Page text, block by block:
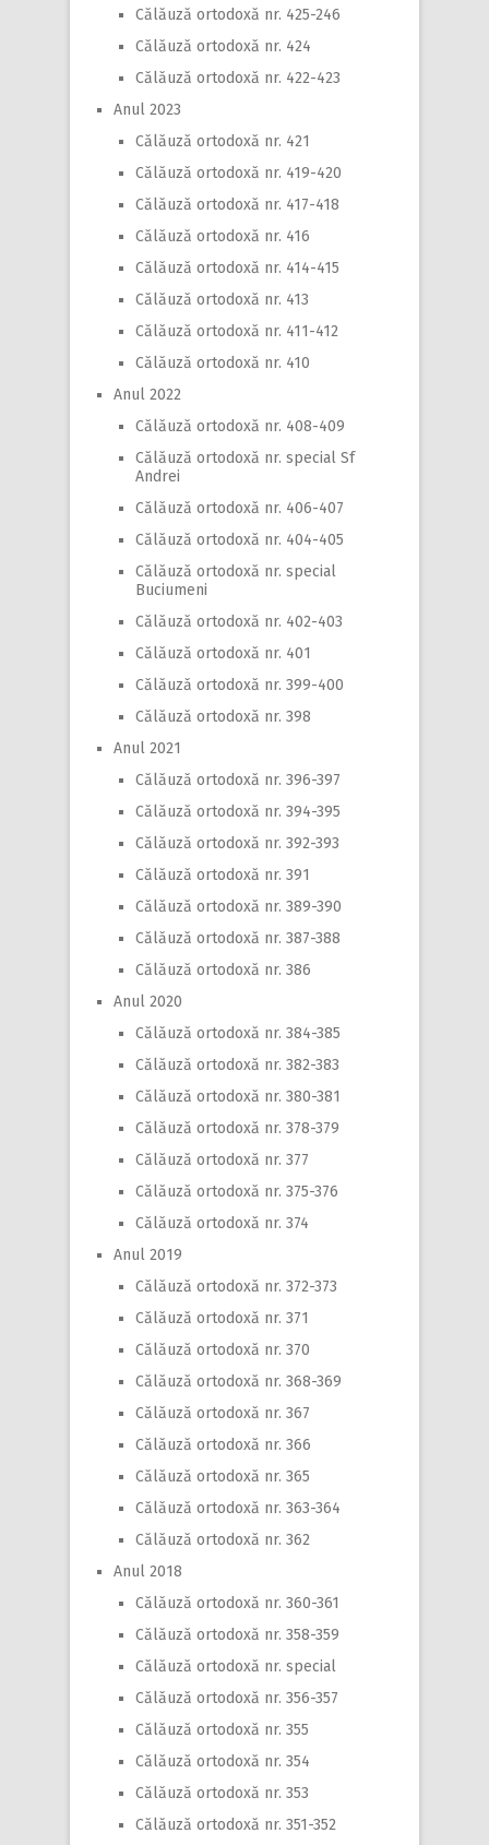
Călăuză ortodoxă nr. 425-246
Călăuză ortodoxă nr. 424
Călăuză ortodoxă nr. 422-423
Anul 2023
Călăuză ortodoxă nr. 421
Călăuză ortodoxă nr. 419-420
Călăuză ortodoxă nr. 417-418
Călăuză ortodoxă nr. 416
Călăuză ortodoxă nr. 414-415
Călăuză ortodoxă nr. 413
Călăuză ortodoxă nr. 411-412
Călăuză ortodoxă nr. 410
Anul 2022
Călăuză ortodoxă nr. 408-409
Călăuză ortodoxă nr. special Sf
Andrei
Călăuză ortodoxă nr. 406-407
Călăuză ortodoxă nr. 404-405
Călăuză ortodoxă nr. special
Buciumeni
Călăuză ortodoxă nr. 402-403
Călăuză ortodoxă nr. 401
Călăuză ortodoxă nr. 399-400
Călăuză ortodoxă nr. 398
Anul 2021
Călăuză ortodoxă nr. 396-397
Călăuză ortodoxă nr. 394-395
Călăuză ortodoxă nr. 392-393
Călăuză ortodoxă nr. 391
Călăuză ortodoxă nr. 389-390
Călăuză ortodoxă nr. 387-388
Călăuză ortodoxă nr. 386
Anul 2020
Călăuză ortodoxă nr. 384-385
Călăuză ortodoxă nr. 382-383
Călăuză ortodoxă nr. 380-381
Călăuză ortodoxă nr. 378-379
Călăuză ortodoxă nr. 377
Călăuză ortodoxă nr. 375-376
Călăuză ortodoxă nr. 374
Anul 2019
Călăuză ortodoxă nr. 372-373
Călăuză ortodoxă nr. 371
Călăuză ortodoxă nr. 370
Călăuză ortodoxă nr. 368-369
Călăuză ortodoxă nr. 367
Călăuză ortodoxă nr. 366
Călăuză ortodoxă nr. 365
Călăuză ortodoxă nr. 363-364
Călăuză ortodoxă nr. 362
Anul 2018
Călăuză ortodoxă nr. 360-361
Călăuză ortodoxă nr. 358-359
Călăuză ortodoxă nr. special
Călăuză ortodoxă nr. 356-357
Călăuză ortodoxă nr. 355
Călăuză ortodoxă nr. 354
Călăuză ortodoxă nr. 353
Călăuză ortodoxă nr. 351-352